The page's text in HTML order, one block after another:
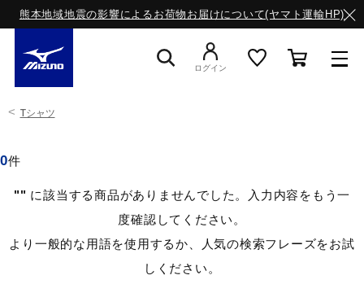
熊本地域地震の影響によるお荷物お届けについて(ヤマト運輸HP)
ランニング
ログイン
Tシャツ
0件
"" に該当する商品がありませんでした。入力内容をもう一
度確認してください。
より一般的な用語を使用するか、人気の検索フレーズをお試
しください。